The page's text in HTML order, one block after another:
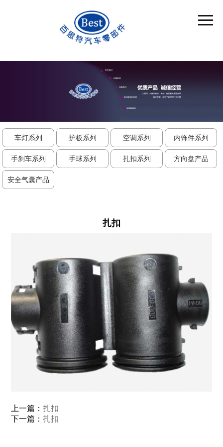
车灯系列 护板系列 空调系列 内饰件系列
手刹车系列 手球系列 扎扣系列 方向盘产品
安全气囊产品
扎扣
上一篇：扎扣
下一篇：扎扣